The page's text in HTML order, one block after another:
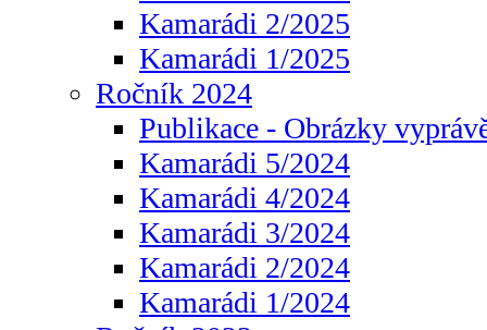
Kamarádi 2/2025
Kamarádi 1/2025
Ročník 2024
Publikace - Obrázky
Kamarádi 5/2024
Kamarádi 4/2024
Kamarádi 3/2024
Kamarádi 2/2024
Kamarádi 1/2024